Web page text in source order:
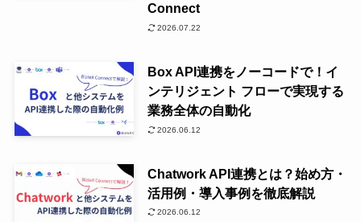
Connect
2026.07.22
Box API連携をノーコードで！イ
ンテリジェント フローで実現する
業務全体の自動化
2026.06.12
Chatwork API連携とは？始め方・
活用例・導入事例を徹底解説
2026.06.12